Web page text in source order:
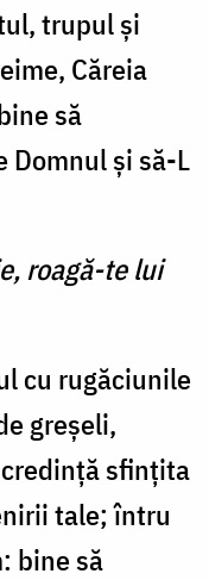
trupul şi
Căreia
să
Domnul şi să-L
roagă-te lui
cu rugăciunile
greşeli,
sfinţita
tale; întru
bine să